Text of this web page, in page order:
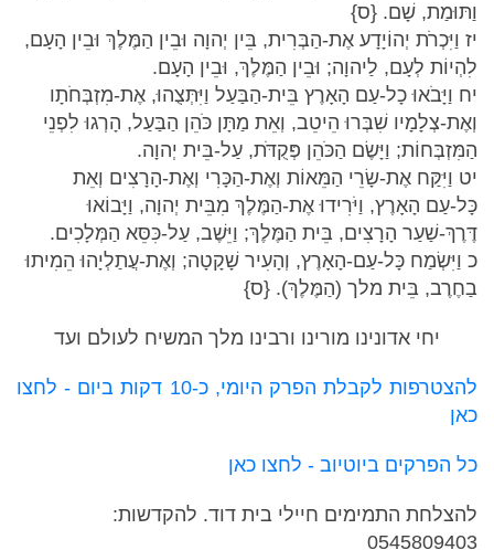
וַתּוּמַת, שָׁם. {ס}
יז וַיִּכְרֹת יְהוֹיָדָע אֶת-הַבְּרִית, בֵּין יְהוָה וּבֵין הַמֶּלֶךְ וּבֵין הָעָם,
לִהְיוֹת לְעָם, לַיהוָה; וּבֵין הַמֶּלֶךְ, וּבֵין הָעָם.
יח וַיָּבֹאוּ כָל-עַם הָאָרֶץ בֵּית-הַבַּעַל וַיִּתְּצֻהוּ, אֶת-מִזְבְּחֹתָו
וְאֶת-צְלָמָיו שִׁבְּרוּ הֵיטֵב, וְאֵת מַתָּן כֹּהֵן הַבַּעַל, הָרְגוּ לִפְנֵי
הַמִּזְבְּחוֹת; וַיָּשֶׂם הַכֹּהֵן פְּקֻדֹּת, עַל-בֵּית יְהוָה.
יט וַיִּקַּח אֶת-שָׂרֵי הַמֵּאוֹת וְאֶת-הַכָּרִי וְאֶת-הָרָצִים וְאֵת
כָּל-עַם הָאָרֶץ, וַיֹּרִידוּ אֶת-הַמֶּלֶךְ מִבֵּית יְהוָה, וַיָּבוֹאוּ
דֶּרֶךְ-שַׁעַר הָרָצִים, בֵּית הַמֶּלֶךְ; וַיֵּשֶׁב, עַל-כִּסֵּא הַמְּלָכִים.
כ וַיִּשְׂמַח כָּל-עַם-הָאָרֶץ, וְהָעִיר שָׁקָטָה; וְאֶת-עֲתַלְיָהוּ הֵמִיתוּ
בַחֶרֶב, בֵּית מלך (הַמֶּלֶךְ). {ס}
יחי אדונינו מורינו ורבינו מלך המשיח לעולם ועד
להצטרפות לקבלת הפרק היומי, כ-10 דקות ביום - לחצו
כאן
כל הפרקים ביוטיוב - לחצו כאן
להצלחת התמימים חיילי בית דוד. להקדשות:
0545809403